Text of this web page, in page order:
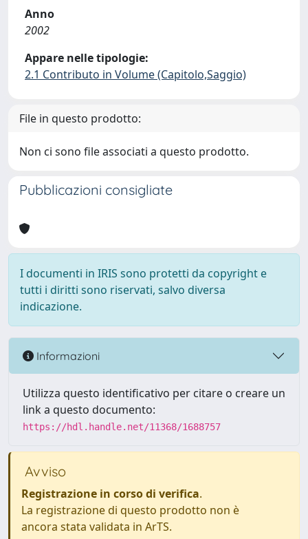
Anno
2002
Appare nelle tipologie:
2.1 Contributo in Volume (Capitolo,Saggio)
File in questo prodotto:
Non ci sono file associati a questo prodotto.
Pubblicazioni consigliate
I documenti in IRIS sono protetti da copyright e
tutti i diritti sono riservati, salvo diversa
indicazione.
Informazioni
Utilizza questo identificativo per citare o creare un
link a questo documento:
https://hdl.handle.net/11368/1688757
Avviso
Registrazione in corso di verifica.
La registrazione di questo prodotto non è
ancora stata validata in ArTS.